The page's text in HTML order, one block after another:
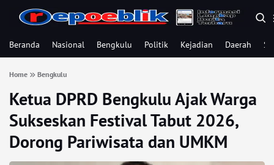
Beranda Nasional Bengkulu Politik Kejadian Daerah
Home Bengkulu
Ketua DPRD Bengkulu Ajak Warga
Sukseskan Festival Tabut 2026,
Dorong Pariwisata dan UMKM